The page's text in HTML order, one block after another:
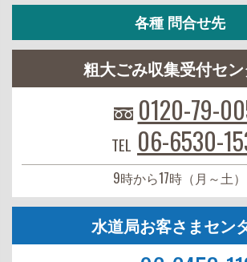
各種 問合せ先
粗大ごみ収集受付セ
0120-79-
TEL 06-6530-
9時から17時（月～土）
水道局お客さまセン